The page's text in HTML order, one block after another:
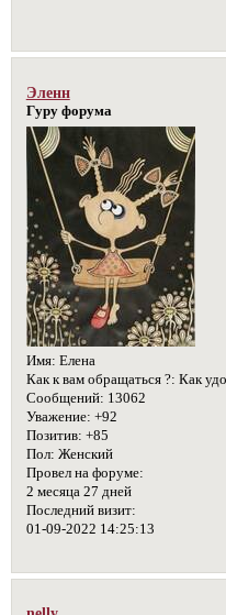
Эленн
Гуру форума
Имя: Елена
Как к вам обращаться ?: Как
Сообщений: 13062
Уважение: +92
Позитив: +85
Пол: Женский
Провел на форуме:
2 месяца 27 дней
Последний визит:
01-09-2022 14:25:13